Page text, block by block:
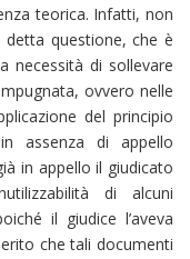
teorica. Infatti, non
questione, che è
necessità di sollevare
ovvero nelle
del principio
assenza di appello
in appello il giudicato
di alcuni
il giudice l’aveva
che tali documenti